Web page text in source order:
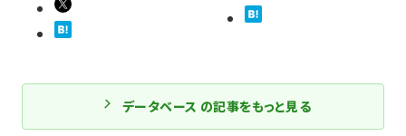
データベース の記事をもっと見る